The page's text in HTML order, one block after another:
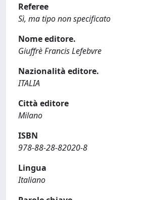
Referee
Sì, ma tipo non specificato
Nome editore.
Giuffrè Francis Lefebvre
Nazionalità editore.
ITALIA
Città editore
Milano
ISBN
978-88-28-82020-8
Lingua
Italiano